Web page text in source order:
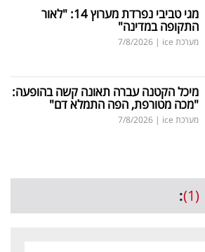
מגי טביבי נפרדת מערוץ 14: "לאור
התקופה במדינה"
מערכת ice |
7/8/2026
מיכל הקטנה עברה תאונה קשה בהופעה:
"מכה מטורפת, הפה התמלא דם"
מערכת ice |
7/8/2026
(1)
: